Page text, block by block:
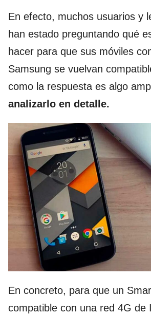
En efecto, muchos usuarios y
han estado preguntando qué
hacer para que sus móviles
Samsung se vuelvan
como la respuesta es algo
analizarlo en detalle.
En concreto, para que un
compatible con una red 4G de